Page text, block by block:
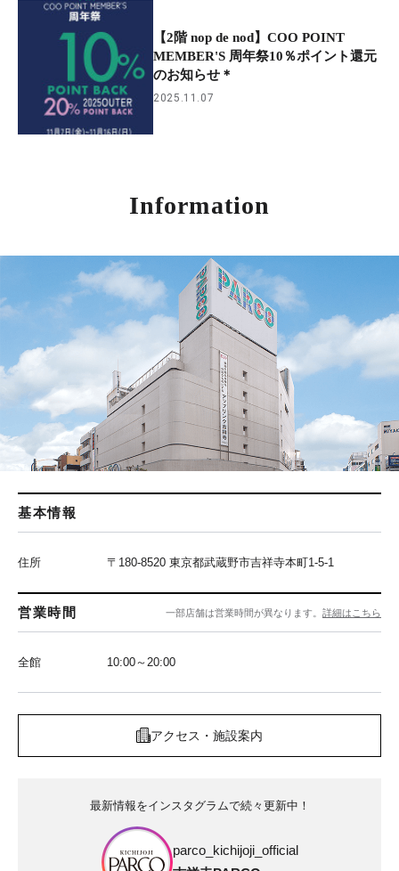
【2階 nop de nod】COO POINT
MEMBER'S 周年祭10％ポイント還元
のお知らせ＊
2025.11.07
Information
基本情報
住所 〒180-8520 東京都武蔵野市吉祥寺本町1-5-1
営業時間 一部店舗は営業時間が異なります。 詳細はこちら
全館 10:00～20:00
アクセス・施設案内
最新情報をインスタグラムで続々更新中！
parco_kichijoji_official